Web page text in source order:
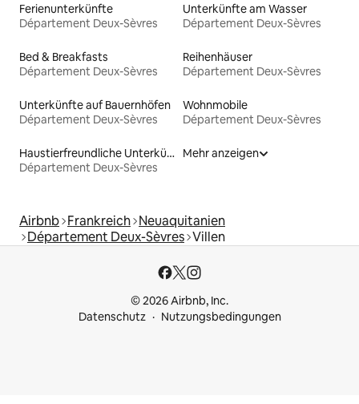
Ferienunterkünfte
Département Deux-Sèvres
Unterkünfte am Wasser
Département Deux-Sèvres
Bed & Breakfasts
Département Deux-Sèvres
Reihenhäuser
Département Deux-Sèvres
Unterkünfte auf Bauernhöfen
Département Deux-Sèvres
Wohnmobile
Département Deux-Sèvres
Haustierfreundliche Unterkünfte
Département Deux-Sèvres
Mehr anzeigen
Airbnb Frankreich Neuaquitanien
Département Deux-Sèvres Villen
© 2026 Airbnb, Inc.
Datenschutz
Nutzungsbedingungen